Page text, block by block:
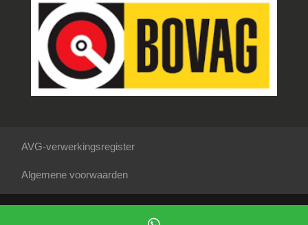
AVG-verwerkingsregister
Algemene voorwaarden
Mobilox